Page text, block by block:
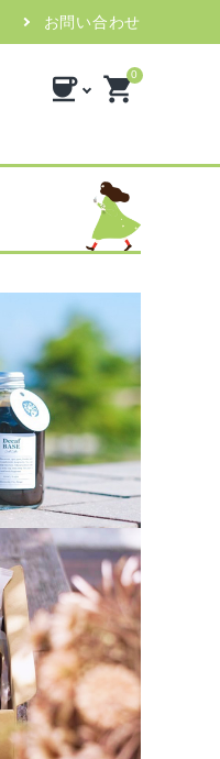
お問い合わせ
coffee 0
shopping_cart